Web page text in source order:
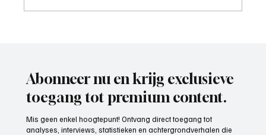
Abonneer nu en krijg exclusieve
toegang tot premium content.
Mis geen enkel hoogtepunt! Ontvang direct toegang tot
analyses, interviews, statistieken en achtergrondverhalen die